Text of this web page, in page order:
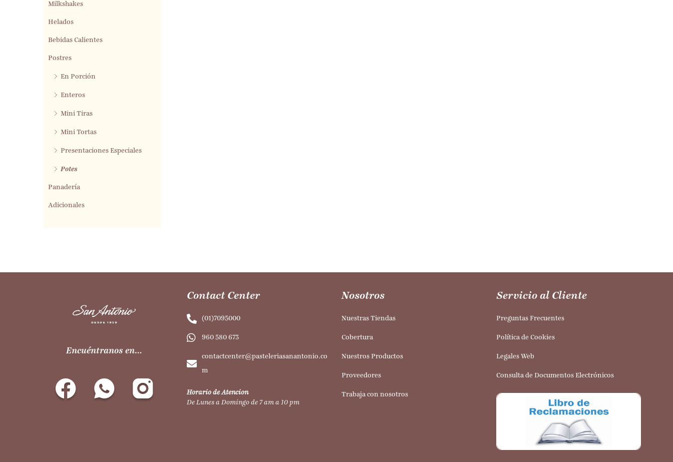
Milkshakes
Helados
Bebidas Calientes
Postres
En Porción
Enteros
Mini Tiras
Mini Tortas
Presentaciones Especiales
Potes
Panadería
Adicionales
Encuéntranos en…
Contact Center
(01)7095000
960 580 673
contactcenter@pasteleriasanantonio.co
m
Horario de Atencion
De Lunes a Domingo de 7 am a 10 pm
Nosotros
Nuestras Tiendas
Cobertura
Nuestros Productos
Proveedores
Trabaja con nosotros
Servicio al Cliente
Preguntas Frecuentes
Política de Cookies
Legales Web
Consulta de Documentos Electrónicos